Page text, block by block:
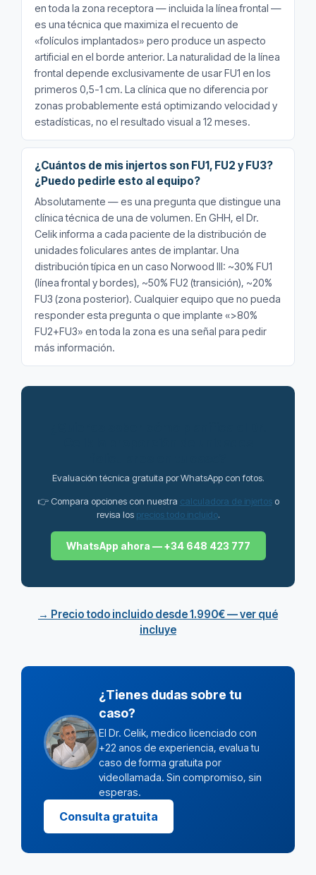
en toda la zona receptora — incluida la línea frontal —
es una técnica que maximiza el recuento de
«folículos implantados» pero produce un aspecto
artificial en el borde anterior. La naturalidad de la línea
frontal depende exclusivamente de usar FU1 en los
primeros 0,5-1 cm. La clínica que no diferencia por
zonas probablemente está optimizando velocidad y
estadísticas, no el resultado visual a 12 meses.
¿Cuántos de mis injertos son FU1, FU2 y FU3?
¿Puedo pedirle esto al equipo?
Absolutamente — es una pregunta que distingue una
clínica técnica de una de volumen. En GHH, el Dr.
Celik informa a cada paciente de la distribución de
unidades foliculares antes de implantar. Una
distribución típica en un caso Norwood III: ~30% FU1
(línea frontal y bordes), ~50% FU2 (transición), ~20%
FU3 (zona posterior). Cualquier equipo que no pueda
responder esta pregunta o que implante «>80%
FU2+FU3» en toda la zona es una señal para pedir
más información.
Evaluación técnica gratuita por WhatsApp con fotos.
👉 Compara opciones con nuestra calculadora de injertoso
revisa los precios todo incluido.
WhatsApp ahora — +34 648 423 777
→ Precio todo incluido desde 1.990€ — ver qué
incluye
¿Tienes dudas sobre tu
caso?
El Dr. Celik, medico licenciado con
+22 anos de experiencia, evalua tu
caso de forma gratuita por
videollamada. Sin compromiso, sin
esperas.
Consulta gratuita